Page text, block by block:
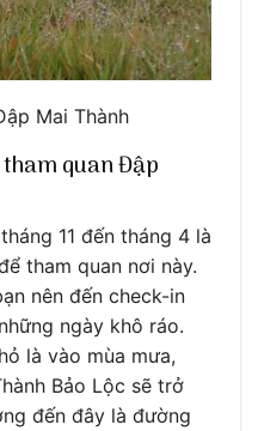
Mai Thành
quan Đập
11 đến tháng 4 là
tham quan nơi này.
nên đến check-in
ngày khô ráo.
là vào mùa mưa,
Bảo Lộc sẽ trở
đến đây là đường